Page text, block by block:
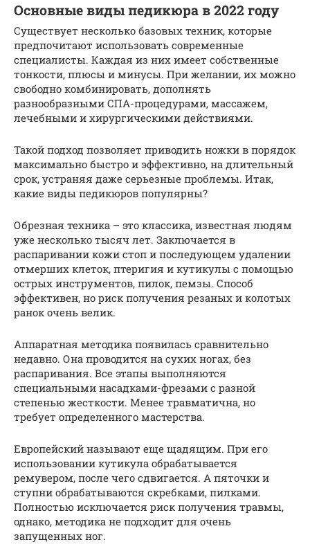
Основные виды педикюра в 2022 году
Существует несколько базовых техник, которые
предпочитают использовать современные
специалисты. Каждая из них имеет собственные
тонкости, плюсы и минусы. При желании, их можно
свободно комбинировать, дополнять
разнообразными СПА-процедурами, массажем,
лечебными и хирургическими действиями.
Такой подход позволяет приводить ножки в порядок
максимально быстро и эффективно, на длительный
срок, устраняя даже серьезные проблемы. Итак,
какие виды педикюров популярны?
Обрезная техника – это классика, известная людям
уже несколько тысяч лет. Заключается в
распаривании кожи стоп и последующем удалении
отмерших клеток, птеригия и кутикулы с помощью
острых инструментов, пилок, пемзы. Способ
эффективен, но риск получения резаных и колотых
ранок очень велик.
Аппаратная методика появилась сравнительно
недавно. Она проводится на сухих ногах, без
распаривания. Все этапы выполняются
специальными насадками-фрезами с разной
степенью жесткости. Менее травматична, но
требует определенного мастерства.
Европейский называют еще щадящим. При его
использовании кутикула обрабатывается
ремувером, после чего сдвигается. А пяточки и
ступни обрабатываются скребками, пилками.
Полностью исключается риск получения травмы,
однако, методика не подходит для очень
запущенных ног.